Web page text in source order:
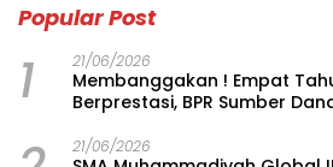
Popular Post
1 21/06/2026
Membanggakan ! Empat
Berprestasi, BPR Sumber
21/06/2026